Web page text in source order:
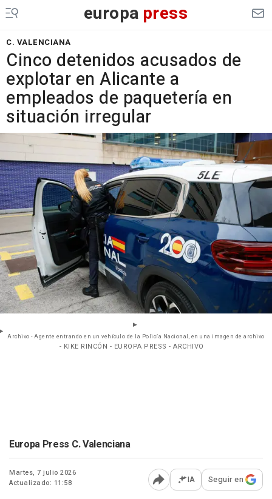
europa press
C. VALENCIANA
Cinco detenidos acusados de
explotar en Alicante a
empleados de paquetería en
situación irregular
Archivo - Agente entrando en un vehículo de la Policía Nacional, en una imagen de archivo
- KIKE RINCÓN - EUROPA PRESS - ARCHIVO
Europa Press C. Valenciana
Martes, 7 julio 2026
Actualizado: 11:58
Abrir opciones para
IA Seguir en